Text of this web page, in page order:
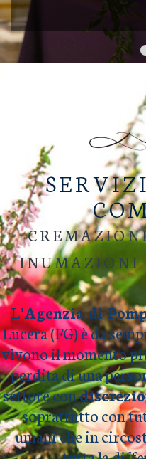
INUMAZIONI
L’Agenzia di
Lucera (FG) è da
vivono il momento
perdita di una
settore con
soprattutto con
umani che in